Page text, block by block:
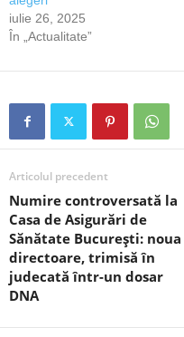
iulie 26, 2025
În „Actualitate”
Articolul precedent
Numire controversată la
Casa de Asigurări de
Sănătate București: noua
directoare, trimisă în
judecată într-un dosar
DNA